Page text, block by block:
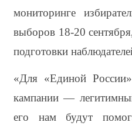
мониторинге
выборов 18-20
подготовки
«Для «Единой
кампании —
его нам будут